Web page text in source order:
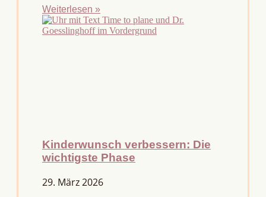
Weiterlesen »
Kinderwunsch verbessern: Die
wichtigste Phase
29. März 2026